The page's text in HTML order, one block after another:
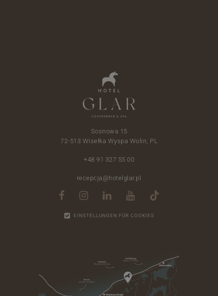
1 Jul - 31
Aug
Sosnowa 15
72-513 Wisełka Wyspa Wolin, PL
+48 91 327 55 00
recepcja@hotelglar.pl
EINSTELLUNGEN FÜR COOKIES